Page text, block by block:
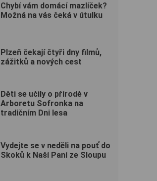
Chybí vám domácí mazlíček?
Možná na vás čeká v útulku
Plzeň čekají čtyři dny filmů,
zážitků a nových cest
Děti se učily o přírodě v
Arboretu Sofronka na
tradičním Dni lesa
Vydejte se v neděli na pouť do
Skoků k Naší Paní ze Sloupu